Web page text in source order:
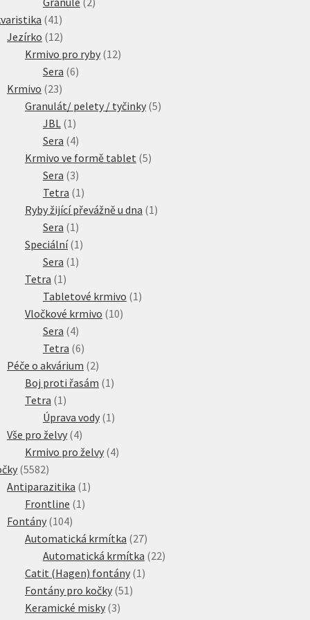
41 41
produktů
Jezírko 1212
produktů
Krmivo pro ryby 1212
Sera 66
Krmivo 2323
produktů
Granulát/ pelety / tyčinky 55
JBL 1 1
produkt
Sera 44
produkty
Krmivo ve formě tablet 55
Sera 33
produkty
Tetra 1 1
produkt
Ryby žijící převážně u dna 1 1
Sera 1 1
produkt
Speciální 1 1
Sera 1 1
Tetra 1 1
produkt
Tabletové krmivo 1 1
Vločkové krmivo 1010
Sera 44
produkty
Tetra 66
produktů
Péče o akvárium 22
produkty
Boj proti řasám 1 1
Tetra 1 1
produkt
Úprava vody 1 1
Vše pro želvy 44
produkty
Krmivo pro želvy 44
55825582
produktů
Antiparazitika 1 1
Frontline 1 1
Fontány 104104
produktů
Automatická krmítka 2727
produktů
Automatická krmítka 2222
Catit (Hagen) fontány 1 1
Fontány pro kočky 51 51
Keramické misky 33